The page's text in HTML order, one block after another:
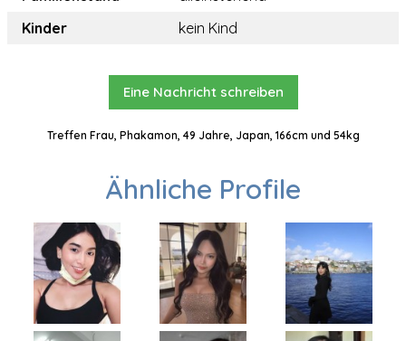
Kinder
kein Kind
Eine Nachricht schreiben
Treffen Frau, Phakamon, 49 Jahre, Japan, 166cm und 54kg
Ähnliche Profile